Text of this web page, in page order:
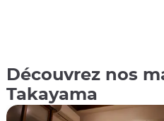
Découvrez nos
Takayama